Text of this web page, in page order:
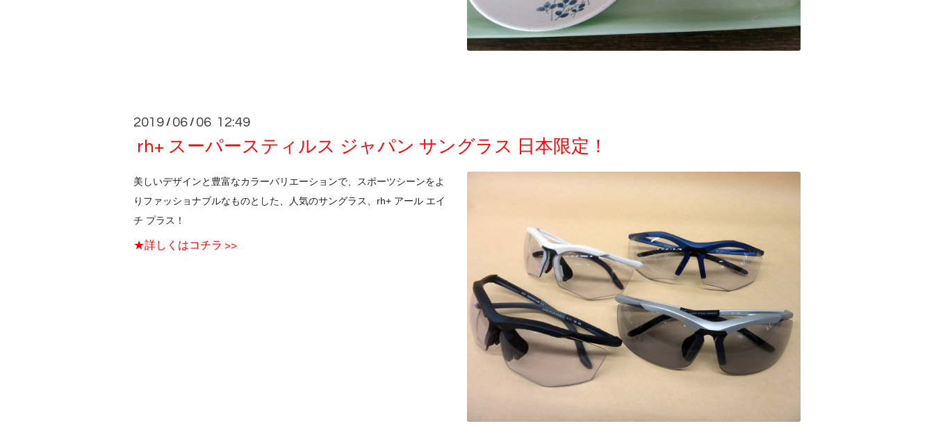
2019 / 06 / 06 12:49
rh+ スーパースティルス ジャパン サングラス 日本限定！
美しいデザインと豊富なカラーバリエーションで、スポーツシーンをよ
りファッショナブルなものとした、人気のサングラス、rh+ アール エイ
チ プラス！
★詳しくはコチラ >>